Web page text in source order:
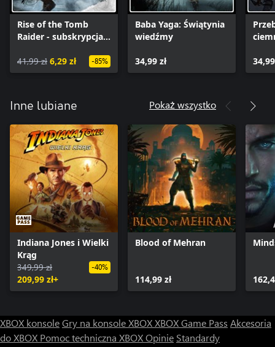
Rise of the Tomb
Raider - subskrypcja
41,99 zł 6,29 zł -85%
Baba Yaga: Świątynia
wiedźmy
34,99 zł
Inne lubiane Pokaż wszystko
Indiana Jones i Wielki
Krąg
349,99 zł
209,99 zł+
-40%
Blood of Mehran
114,99 zł
XBOX konsoleGry na konsole XBOXXBOX Game Pass Akcesoria
do XBOX Pomoc techniczna XBOXOpinie Standardy